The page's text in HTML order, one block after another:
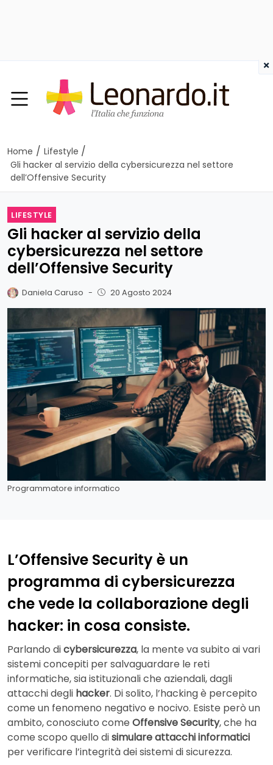
Home / Lifestyle /
Gli hacker al servizio della cybersicurezza nel settore
dell’Offensive Security
LIFESTYLE
Gli hacker al servizio della
cybersicurezza nel settore
dell’Offensive Security
Daniela Caruso - 20 Agosto 2024
Programmatore informatico
L’Offensive Security è un
programma di cybersicurezza
che vede la collaborazione degli
hacker: in cosa consiste.
Parlando dicybersicurezza, la mente va subito ai vari
sistemi concepiti per salvaguardare le reti
informatiche, sia istituzionali che aziendali, dagli
attacchi degli hacker. Di solito, l’hacking è percepito
come un fenomeno negativo e nocivo. Esiste però un
ambito, conosciuto come Offensive Security, che ha
come scopo quello disimulare attacchi informatici
per verificare l’integrità dei sistemi di sicurezza.
×